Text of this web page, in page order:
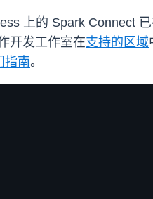
上的 Spark Connect
开发工作室在支持的区域
指南。